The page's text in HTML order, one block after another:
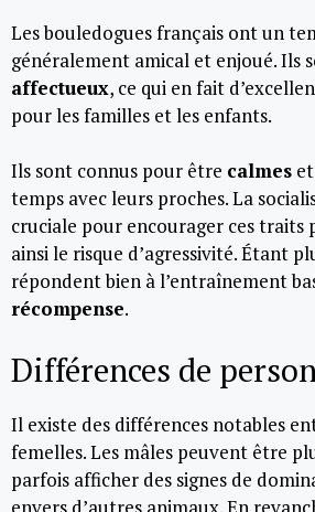
Les bouledogues français ont un
généralement amical et enjoué. Ils
affectueux, ce qui en fait
pour les familles et les enfants.
Ils sont connus pour être calmes
temps avec leurs proches. La
cruciale pour encourager ces traits
ainsi le risque d’agressivité. Étant
répondent bien à l’entraînement
récompense.
Différences de
Il existe des différences notables
femelles. Les mâles peuvent être
parfois afficher des signes de
envers d’autres animaux. En